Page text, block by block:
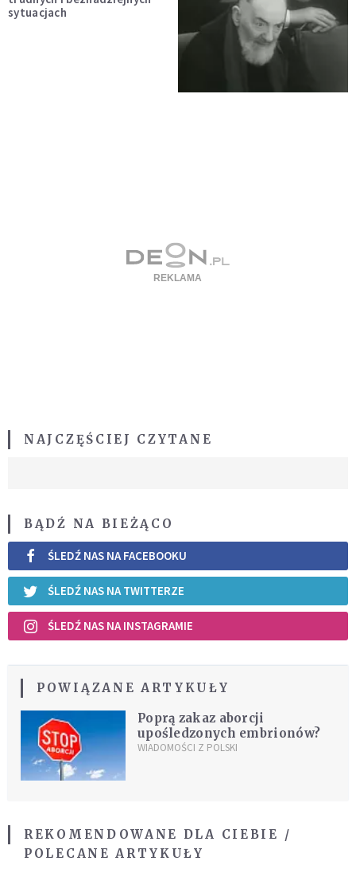
sytuacjach
NAJCZĘŚCIEJ CZYTANE
BĄDŹ NA BIEŻĄCO
ŚLEDŹ NAS NA FACEBOOKU
ŚLEDŹ NAS NA TWITTERZE
ŚLEDŹ NAS NA INSTAGRAMIE
POWIĄZANE ARTYKUŁY
Poprą zakaz aborcji
upośledzonych embrionów?
WIADOMOŚCI Z POLSKI
REKOMENDOWANE DLA CIEBIE /
POLECANE ARTYKUŁY